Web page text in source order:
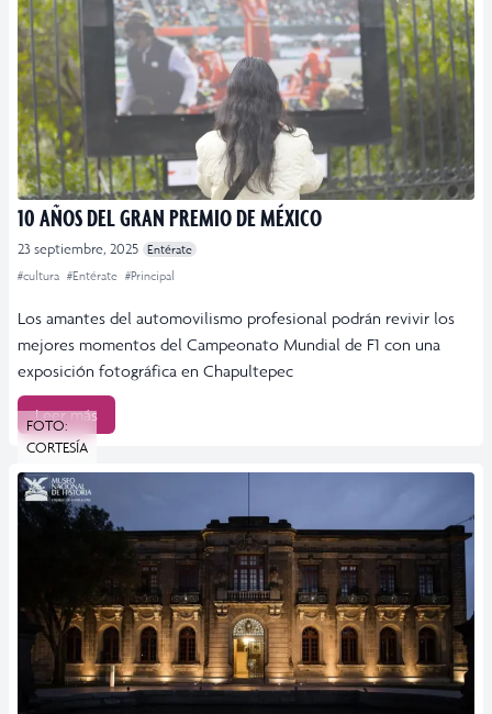
10 AÑOS DEL GRAN PREMIO DE MÉXICO
23 septiembre, 2025 Entérate
#cultura #Entérate #Principal
Los amantes del automovilismo profesional podrán revivir los
mejores momentos del Campeonato Mundial de F1 con una
exposición fotográfica en Chapultepec
Leer más
FOTO:
CORTESÍA